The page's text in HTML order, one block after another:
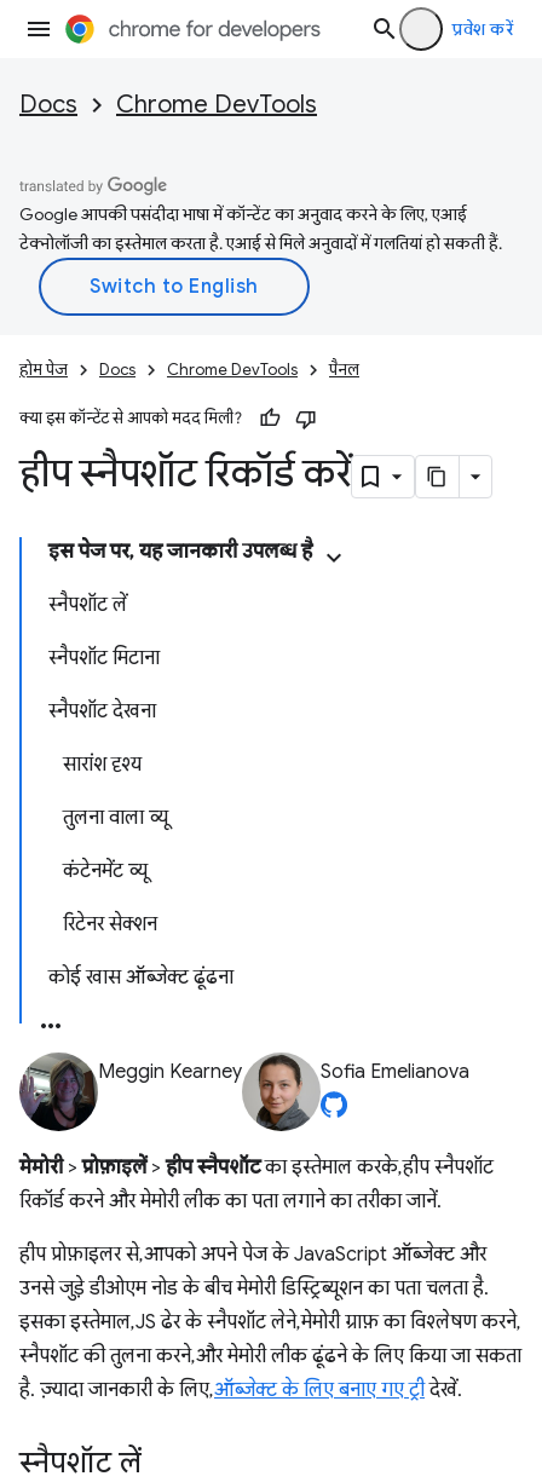
प्रवेश करें
Docs Chrome DevTools
Google आपकी पसंदीदा भाषा में कॉन्टेंट का अनुवाद करने के लिए, एआई
टेक्नोलॉजी का इस्तेमाल करता है. एआई से मिले अनुवादों में गलतियां हो सकती हैं.
होम पेज Docs Chrome DevTools पैनल
क्या इस कॉन्टेंट से आपको मदद मिली?
हीप स्नैपशॉट रिकॉर्ड करें
इस पेज पर, यह जानकारी उपलब्ध है
स्‍नैपशॉट लें
स्नैपशॉट मिटाना
स्नैपशॉट देखना
सारांश दृश्य
तुलना वाला व्यू
कंटेनमेंट व्यू
रिटेनर सेक्शन
कोई खास ऑब्जेक्ट ढूंढना
Meggin Kearney Sofia Emelianova
मेमोरी>प्रोफ़ाइलें>हीप स्नैपशॉटका इस्तेमाल करके, हीप स्नैपशॉट
रिकॉर्ड करने और मेमोरी लीक का पता लगाने का तरीका जानें.
हीप प्रोफ़ाइलर से, आपको अपने पेज के JavaScript ऑब्जेक्ट और
उनसे जुड़े डीओएम नोड के बीच मेमोरी डिस्ट्रिब्यूशन का पता चलता है.
इसका इस्तेमाल, JS ढेर के स्नैपशॉट लेने, मेमोरी ग्राफ़ का विश्लेषण करने,
स्नैपशॉट की तुलना करने, और मेमोरी लीक ढूंढने के लिए किया जा सकता
है. ज़्यादा जानकारी के लिए,ऑब्जेक्ट के लिए बनाए गए ट्रीदेखें.
स्‍नैपशॉट लें